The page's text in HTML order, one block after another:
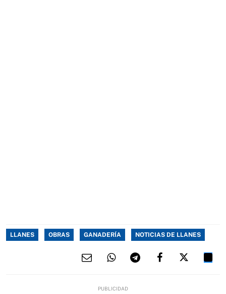
LLANES OBRAS GANADERÍA NOTICIAS DE LLANES